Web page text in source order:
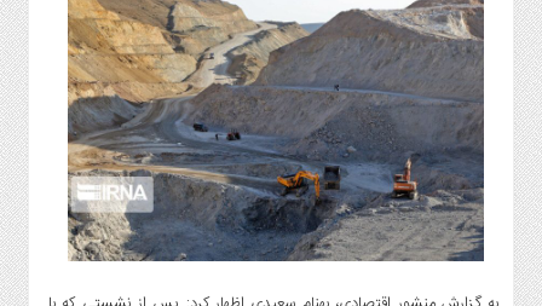
مسکن
و
شهری
گاز
و
پتروشیمی
صنعت
و
خودرو